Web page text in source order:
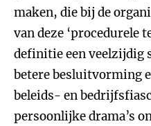
maken, die bij de
van deze ‘procedurele
definitie een veelzijdig
betere besluitvorming
beleids- en
persoonlijke drama’s